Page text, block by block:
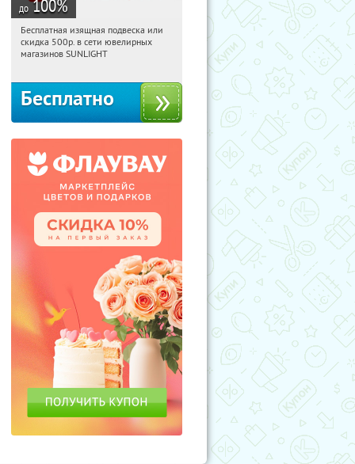
до 100%
05:25:47 Получили:
Россия
Бесплатная изящная подвеска или
скидка 500р. в сети ювелирных
магазинов SUNLIGHT
Бесплатно